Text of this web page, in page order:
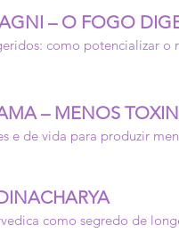
– O FOGO
como potencializar o
– MENOS
e de vida para produzir
como segredo de